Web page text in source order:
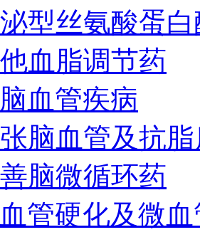
型丝氨酸蛋
血脂调节药
血管疾病
脑血管及抗
脑微循环药
管硬化及微